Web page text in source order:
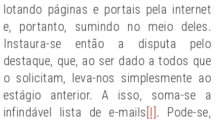
lotando páginas e portais pela internet
e, portanto, sumindo no meio deles.
Instaura-se então a disputa pelo
destaque, que, ao ser dado a todos que
o solicitam, leva-nos simplesmente ao
estágio anterior. A isso, soma-se a
infindável lista de e-mails [I]. Pode-se,